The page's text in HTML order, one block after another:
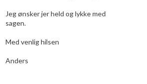
Jeg ønsker jer held og lykke med
sagen.
Med venlig hilsen
Anders